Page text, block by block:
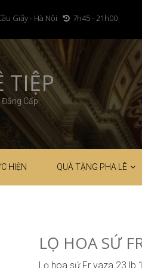
Giấy - Hà Nội 7h45 - 21h00
TIỆP
Cấp
HIỆN QUÀ TẶNG PHA LÊ
LỌ HOA SỨ
Lọ hoa sứ Fr vaza 23 lb